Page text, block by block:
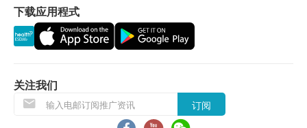
廿五)
新年期间，客人可照常下单购物，惟于此日期后确
定之订单，将会于年假过后2月25日按下单时间先
不排除運送時間會因節日而有所影響。當八號烈風
訊號懸掛或黑色暴雨警告生效時，送貨服務時間將
下载应用程式
关注我们
订阅